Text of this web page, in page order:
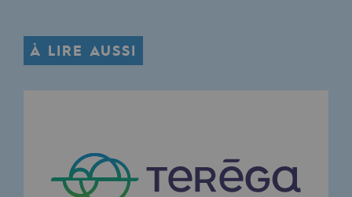
Acteur engagé
Ambition RSE
Responsabilité environnementale
BE POSITIF, le programme de
À LIRE AUSSI